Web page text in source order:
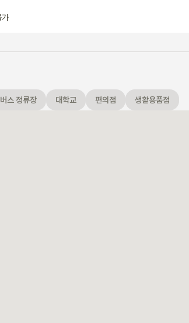
가
버스 정류장 대학교 편의점 생활용품점